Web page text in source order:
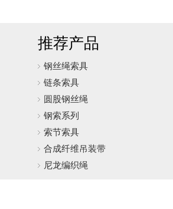
推荐产品
钢丝绳索具
链条索具
圆股钢丝绳
钢索系列
索节索具
合成纤维吊装带
尼龙编织绳